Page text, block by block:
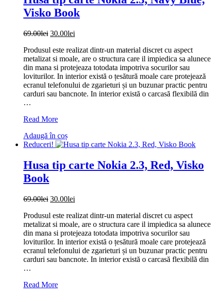
Piele
Eco,
Book,
Blue
Visko Book
69.00lei Prețul
a
fost:
69.00lei.
30.00lei
este:
30.00lei.
Produsul este realizat dintr-un material discret cu aspect
metalizat si moale, are o structura care il impiedica sa alunece
din mana si protejeaza totodata impotriva socurilor sau
loviturilor. In interior există o țesătură moale care protejează
ecranul telefonului de zgarieturi și un buzunar practic pentru
carduri sau bancnote. In interior există o carcasă flexibilă din
…
Husa
carte
Nokia
Navy
Blue,
Visko
Read More
Adaugă în coș
Reduceri!
Husa tip carte Nokia 2.3, Red, Visko
Book
69.00lei Prețul
a
fost:
69.00lei.
30.00lei
este:
30.00lei.
Produsul este realizat dintr-un material discret cu aspect
metalizat si moale, are o structura care il impiedica sa alunece
din mana si protejeaza totodata impotriva socurilor sau
loviturilor. In interior există o țesătură moale care protejează
ecranul telefonului de zgarieturi și un buzunar practic pentru
carduri sau bancnote. In interior există o carcasă flexibilă din
…
Husa
Read More